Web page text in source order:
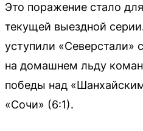
Это поражение стало
текущей выездной
уступили «Северстали»
на домашнем льду
победы над
«Сочи» (6:1).